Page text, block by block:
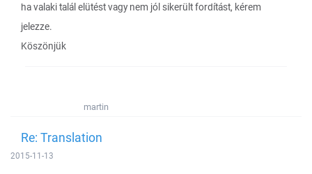
ha valaki talál elütést vagy nem jól sikerült fordítást, kérem
jelezze.
Köszönjük
martin
Re: Translation
2015-11-13